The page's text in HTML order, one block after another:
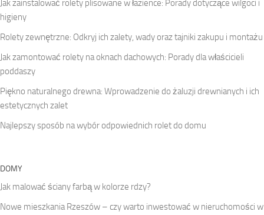
Jak zainstalować rolety plisowane w łazience: Porady dotyczące wilgoci i
higieny
Rolety zewnętrzne: Odkryj ich zalety, wady oraz tajniki zakupu i montażu
Jak zamontować rolety na oknach dachowych: Porady dla właścicieli
poddaszy
Piękno naturalnego drewna: Wprowadzenie do żaluzji drewnianych i ich
estetycznych zalet
Najlepszy sposób na wybór odpowiednich rolet do domu
DOMY
Jak malować ściany farbą w kolorze rdzy?
Nowe mieszkania Rzeszów – czy warto inwestować w nieruchomości w